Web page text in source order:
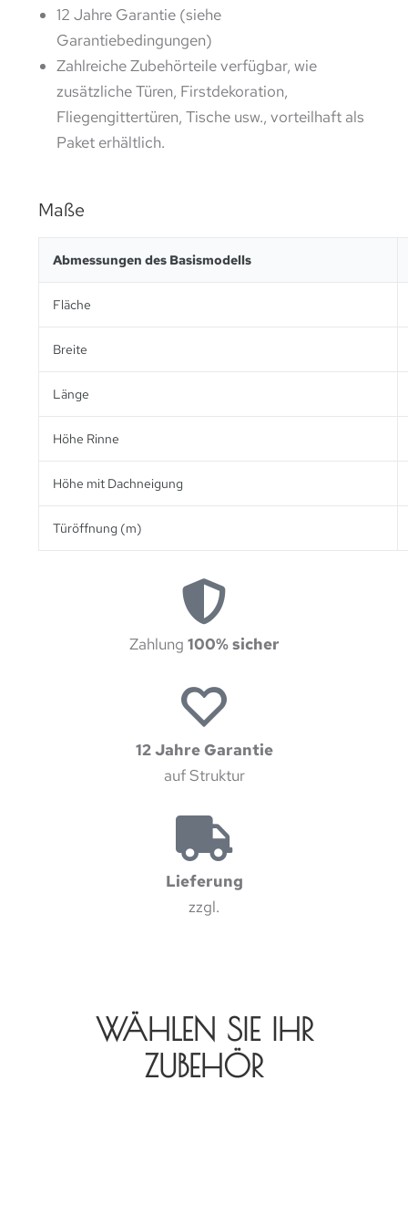
12 Jahre Garantie (siehe
Garantiebedingungen)
Zahlreiche Zubehörteile verfügbar, wie
zusätzliche Türen, Firstdekoration,
Fliegengittertüren, Tische usw., vorteilhaft als
Paket erhältlich.
Maße
Abmessungen des Basismodells
Fläche
Breite
Länge
Höhe Rinne
Höhe mit Dachneigung
Türöffnung (m)
Zahlung 100% sicher
12 Jahre Garantie
auf Struktur
Lieferung
zzgl.
WÄHLEN SIE IHR
ZUBEHÖR